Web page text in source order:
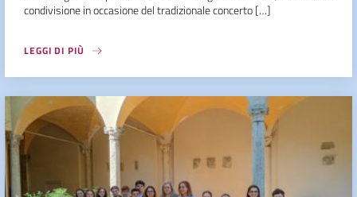
condivisione in occasione del tradizionale concerto […]
LEGGI DI PIÙ